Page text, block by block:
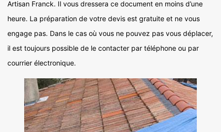
Artisan Franck. Il vous dressera ce document en moins d’une
heure. La préparation de votre devis est gratuite et ne vous
engage pas. Dans le cas où vous ne pouvez pas vous déplacer,
il est toujours possible de le contacter par téléphone ou par
courrier électronique.